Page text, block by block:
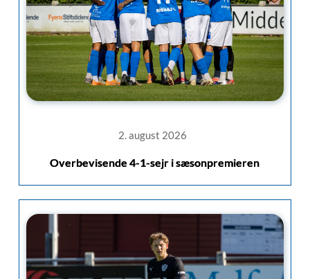
2. august 2026
Overbevisende 4-1-sejr i sæsonpremieren